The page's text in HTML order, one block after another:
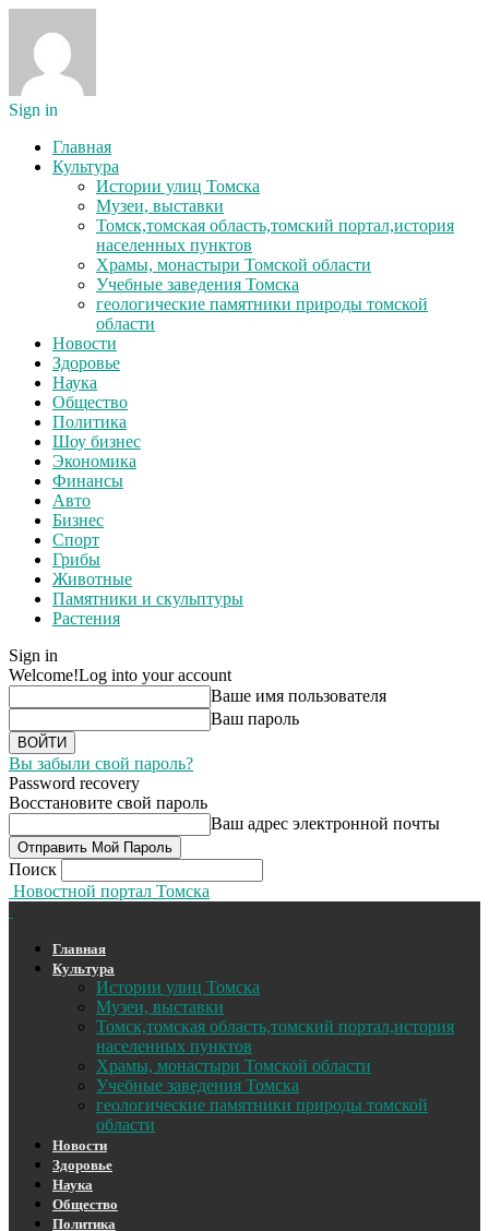
Sign in
Главная
Культура
Истории улиц Томска
Музеи, выставки
Томск,томская область,томский портал,история
населенных пунктов
Храмы, монастыри Томской области
Учебные заведения Томска
геологические памятники природы томской
области
Новости
Здоровье
Наука
Общество
Политика
Шоу бизнес
Экономика
Финансы
Авто
Бизнес
Спорт
Грибы
Животные
Памятники и скульптуры
Растения
Sign in
Welcome!Log into your account
Ваше имя пользователя
Ваш пароль
Вы забыли свой пароль?
Password recovery
Восстановите свой пароль
Ваш адрес электронной почты
Поиск
Новостной портал Томска
Главная
Культура
Истории улиц Томска
Музеи, выставки
Томск,томская область,томский портал,история
населенных пунктов
Храмы, монастыри Томской области
Учебные заведения Томска
геологические памятники природы томской
области
Новости
Здоровье
Наука
Общество
Политика